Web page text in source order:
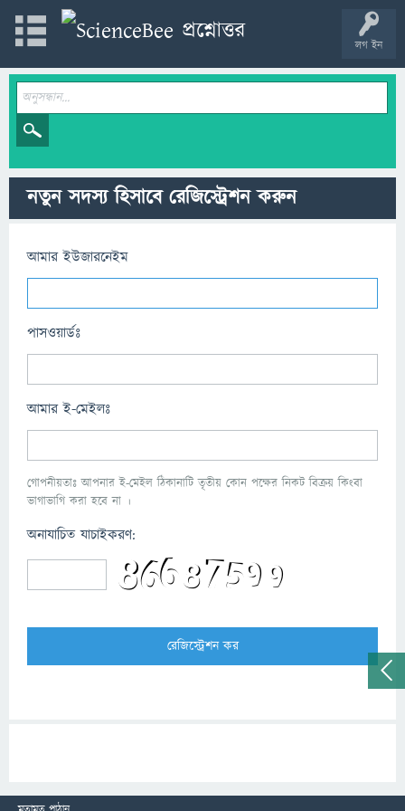
লগ ইন
নতুন সদস্য হিসাবে রেজিস্ট্রেশন করুন
আমার ইউজারনেইম
পাসওয়ার্ডঃ
আমার ই-মেইলঃ
গোপনীয়তাঃ আপনার ই-মেইল ঠিকানাটি তৃতীয় কোন পক্ষের নিকট বিক্রয় কিংবা
ভাগাভাগি করা হবে না ।
অনাযাচিত যাচাইকরণ: